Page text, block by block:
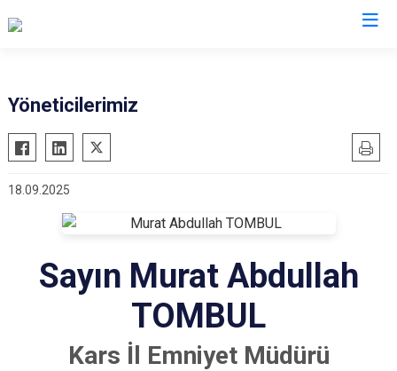
Yöneticilerimiz
18.09.2025
Sayın Murat Abdullah
TOMBUL
Kars İl Emniyet Müdürü